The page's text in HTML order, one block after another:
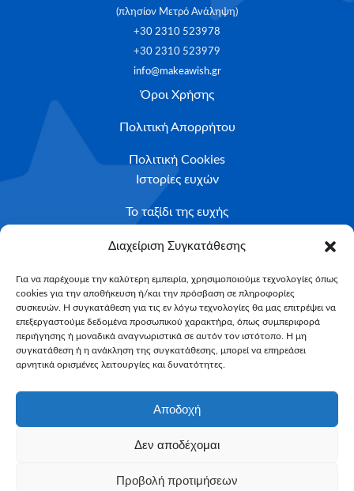
Διαχείριση Συγκατάθεσης
Για να παρέχουμε την καλύτερη εμπειρία, χρησιμοποιούμε τεχνολογίες όπως
cookies για την αποθήκευση ή/και την πρόσβαση σε πληροφορίες
συσκευών. Η συγκατάθεση για τις εν λόγω τεχνολογίες θα μας επιτρέψει να
επεξεργαστούμε δεδομένα προσωπικού χαρακτήρα, όπως συμπεριφορά
περιήγησης ή μοναδικά αναγνωριστικά σε αυτόν τον ιστότοπο. Η μη
συγκατάθεση ή η ανάκληση της συγκατάθεσης, μπορεί να επηρεάσει
αρνητικά ορισμένες λειτουργίες και δυνατότητες.
Αποδοχή
Δεν αποδέχομαι
Προβολή προτιμήσεων
(πλησίον Μετρό Ανάληψη)
+30 2310 523978
+30 2310 523979
info@makeawish.gr
Όροι Χρήσης
Πολιτική Απορρήτου
Πολιτική Cookies
Ιστορίες ευχών
Το ταξίδι της ευχής
Κριτήρια Καταλληλότητας
Υποβολή Αιτήματος
NEWSLETTER
Email*
All Rights Reserved